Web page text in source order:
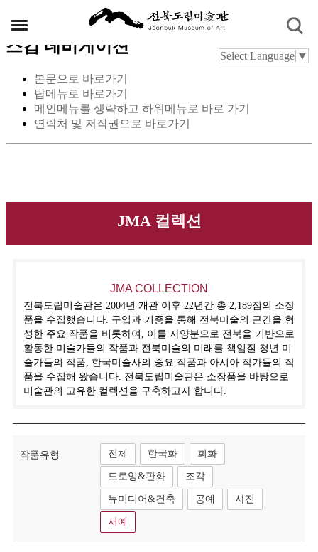
스킵 네비게이션
본문으로 바로가기
탑메뉴로 바로가기
메인메뉴를 생략하고 하위메뉴로 바로 가기
연락처 및 저작권으로 바로가기
Select Language ▼
JMA 컬렉션
JMA COLLECTION
전북도립미술관은 2004년 개관 이후 22년간 총 2,189점의 소장
품을 수집했습니다. 구입과 기증을 통해 전북미술의 근간을 형
성한 주요 작품을 비롯하여, 이를 자양분으로 전북을 기반으로
활동한 미술가들의 작품과 전북미술의 미래를 책임질 청년 미
술가들의 작품, 한국미술사의 중요 작품과 아시아 작가들의 작
품을 수집해 왔습니다. 전북도립미술관은 소장품을 바탕으로
미술관의 고유한 컬렉션을 구축하고자 합니다.
작품유형 전체 한국화 회화
드로잉&판화 조각
뉴미디어&건축 공예 사진
서예